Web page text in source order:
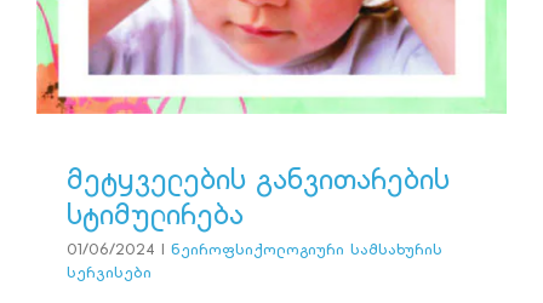
ნეიროფსიქოლოგიური სამსახურის სერვისები
მეტყველების განვითარების
სტიმულირება
01/06/2024 | ნეიროფსიქოლოგიური სამსახურის
სერვისები